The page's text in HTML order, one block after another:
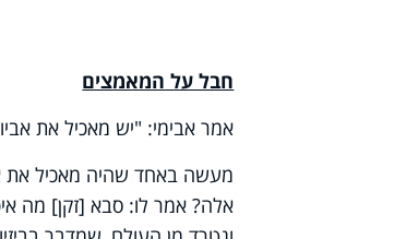
חבל על המאמצים
אמר אבימי: "יש מאכיל את
מעשה באחד שהיה מאכיל את
אלה? אמר לו: סבא [זקן] מה